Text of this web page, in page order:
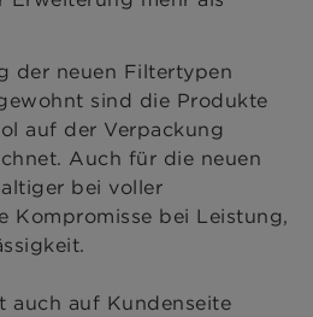
der neuen Filtertypen
sind die Produkte
auf der Verpackung
Auch für die neuen
bei voller
Kompromisse bei Leistung,
auch auf Kundenseite